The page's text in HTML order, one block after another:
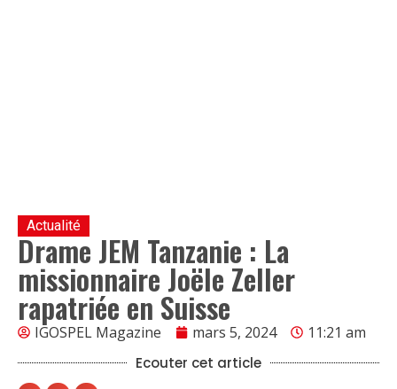
Actualité
Drame JEM Tanzanie : La
missionnaire Joële Zeller
rapatriée en Suisse
IGOSPEL Magazine mars 5, 2024 11:21 am
Ecouter cet article